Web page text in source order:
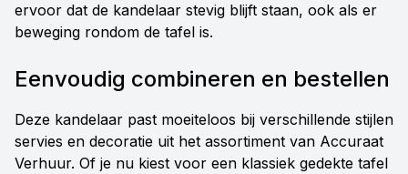
ervoor dat de kandelaar stevig blijft staan, ook als er
beweging rondom de tafel is.
Eenvoudig combineren en bestellen
Deze kandelaar past moeiteloos bij verschillende stijlen
servies en decoratie uit het assortiment van Accuraat
Verhuur. Of je nu kiest voor een klassiek gedekte tafel